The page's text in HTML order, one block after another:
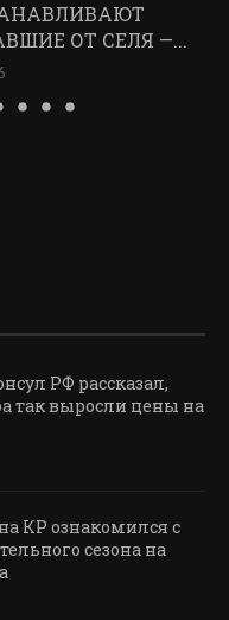
ОТ СЕЛЯ —...
РФ рассказал,
так выросли цены на
КР ознакомился с
сезона на